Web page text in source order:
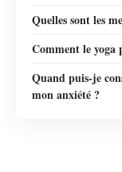
Quelles sont les
Comment le yoga
Quand puis-je
mon anxiété ?